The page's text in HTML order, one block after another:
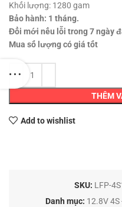
Khối lượng: 1280 gam
Bảo hành: 1 tháng.
Đổi mới nếu lỗi trong 7 ngày
Mua số lượng có giá tốt
THÊM
Add to wishlist
SKU: LFP-
Danh mục: 12.8V 4S